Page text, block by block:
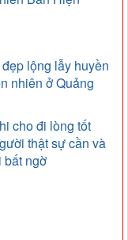
lộng lẫy huyền
nhiên ở Quảng
cho đi lòng tốt
thật sự cần và
bất ngờ